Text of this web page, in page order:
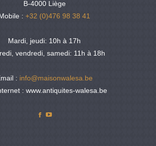
B-4000 Liège
: +32 (0)476 98 38 41
Mardi, jeudi: 10h à 17h
vendredi, samedi: 11h à 18h
: info@maisonwalesa.be
: www.antiquites-walesa.be
Facebook